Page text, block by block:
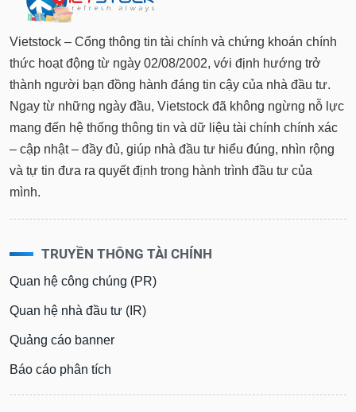
Vietstock – Cổng thông tin tài chính và chứng khoán chính
thức hoạt động từ ngày 02/08/2002, với định hướng trở
thành người bạn đồng hành đáng tin cậy của nhà đầu tư.
Ngay từ những ngày đầu, Vietstock đã không ngừng nỗ lực
mang đến hệ thống thông tin và dữ liệu tài chính chính xác
– cập nhật – đầy đủ, giúp nhà đầu tư hiểu đúng, nhìn rộng
và tự tin đưa ra quyết định trong hành trình đầu tư của
mình.
TRUYỀN THÔNG TÀI CHÍNH
Quan hệ công chúng (PR)
Quan hệ nhà đầu tư (IR)
Quảng cáo banner
Báo cáo phân tích